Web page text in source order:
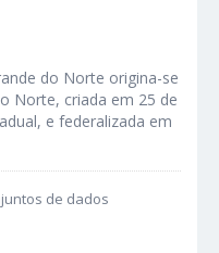
do Norte origina-se
Norte, criada em 25 de
e federalizada em
de dados